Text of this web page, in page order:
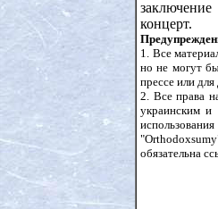
концерт.
1. Все
но не могут
прессе или
2. Все права
украинским и
обязательна